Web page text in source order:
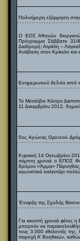
Πολυήμερη εξόρμηση
Ο ΕΟΣ Αθηνών
Πρόγραμμα Σάββατο 31/
Διαδρομή: Αιγιάλη –
Ανάβαση στον Κρίκελο και
Ενημερωτικό δελτίο από
Το Μετσόβιο Κέντρο
11 Δεκεμβρίου 2012,
5ος Αγώνας Ορεινού
Κυριακή 14 Οκτωβρίου
πέμπτη χρονιά ο ΕΠΟΣ
δρόμου «Άρμα» Πάρνηθας.
αγωνιστικό καλεντάρι
Έναρξη της Σχολής
Για εικοστή χρονιά φέτος
μπορούν να
τους 3.000 εθελοντές της.
παροχή Α’ Βοηθειών, καθώς